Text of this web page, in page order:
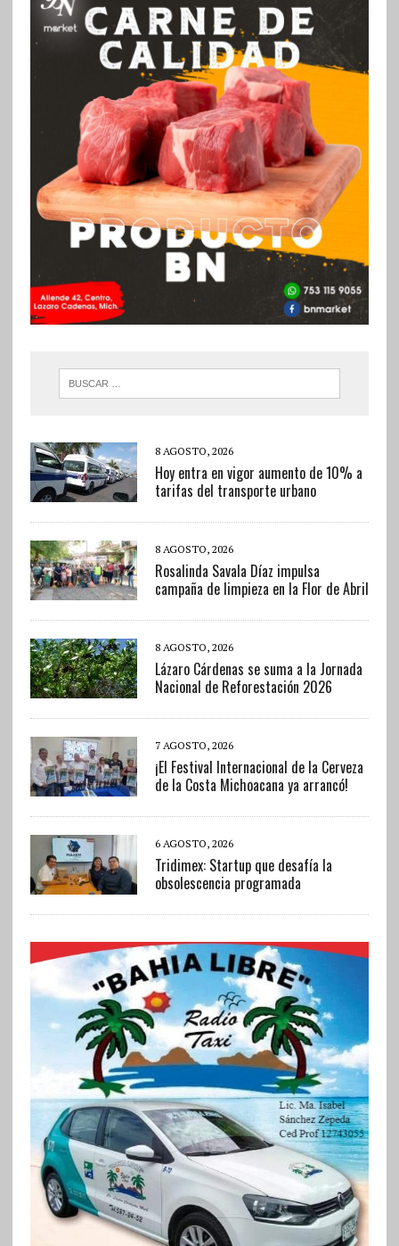
8 AGOSTO, 2026
Hoy entra en vigor aumento de 10% a
tarifas del transporte urbano
8 AGOSTO, 2026
Rosalinda Savala Díaz impulsa
campaña de limpieza en la Flor de Abril
8 AGOSTO, 2026
Lázaro Cárdenas se suma a la Jornada
Nacional de Reforestación 2026
7 AGOSTO, 2026
¡El Festival Internacional de la Cerveza
de la Costa Michoacana ya arrancó!
6 AGOSTO, 2026
Tridimex: Startup que desafía la
obsolescencia programada